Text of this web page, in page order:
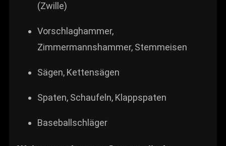
(Zwille)
Vorschlaghammer,
Zimmermannshammer, Stemmeisen
Sägen, Kettensägen
Spaten, Schaufeln, Klappspaten
Baseballschläger